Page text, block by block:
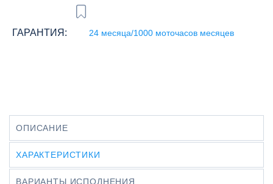
ГАРАНТИЯ: 24 месяца/1000 моточасов месяцев
ОПИСАНИЕ
ХАРАКТЕРИСТИКИ
ВАРИАНТЫ ИСПОЛНЕНИЯ